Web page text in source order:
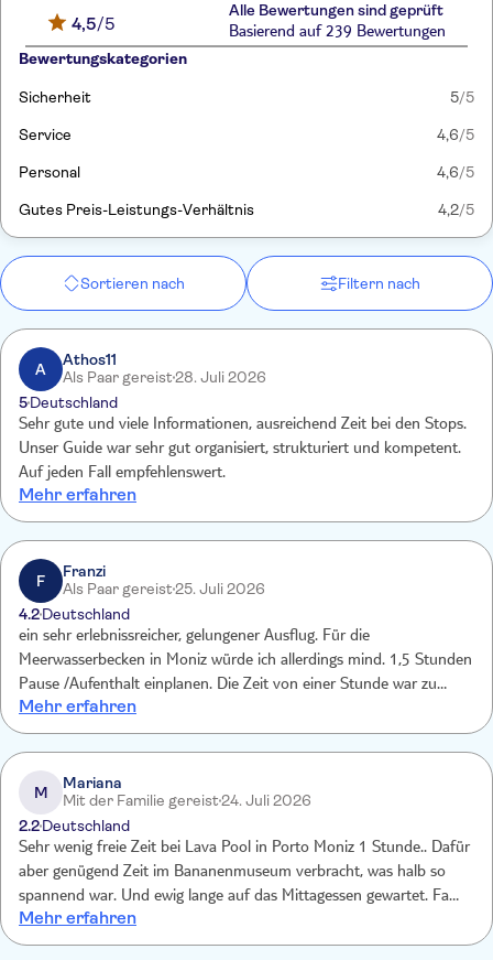
4,5/5
Alle Bewertungen sind geprüft
Basierend auf 239 Bewertungen
Bewertungskategorien
Sicherheit 5/5
Service 4,6/5
Personal 4,6/5
Gutes Preis-Leistungs-Verhältnis 4,2/5
Sortieren nach Filtern nach
A
Athos11
Als Paar gereist28. Juli 2026
5Deutschland
Sehr gute und viele Informationen, ausreichend Zeit bei den Stops.
Unser Guide war sehr gut organisiert, strukturiert und kompetent.
Auf jeden Fall empfehlenswert.
Mehr erfahren
F
Franzi
Als Paar gereist25. Juli 2026
4.2Deutschland
ein sehr erlebnissreicher, gelungener Ausflug. Für die
Meerwasserbecken in Moniz würde ich allerdings mind. 1,5 Stunden
Pause /Aufenthalt einplanen. Die Zeit von einer Stunde war zu
knapp, um schwimmen zu gehen. Den Besuch des
Bananenmuseums war sehr gut. Auch die Kostprobe von
Bananenbier bzw. Bananenmilch ist sehr gut angekommen. Darüber
hinaus würde ich noch mehr regionale Kostproben einbauen. Dies
wäre eine Aufwertung und win-win für regionale Anbieter und
Touristen insbesondere für TUI
Mehr erfahren
M
Mariana
Mit der Familie gereist24. Juli 2026
2.2Deutschland
Sehr wenig freie Zeit bei Lava Pool in Porto Moniz 1 Stunde.. Dafür
aber genügend Zeit im Bananenmuseum verbracht, was halb so
spannend war. Und ewig lange auf das Mittagessen gewartet. Fanal
e ist nicht inklusive, was bei anderen Anbieter der Fall ist. Insgesamt
langer Ausflug für wenige Erlebnisse. Man sieht das alles sehr
Mehr erfahren